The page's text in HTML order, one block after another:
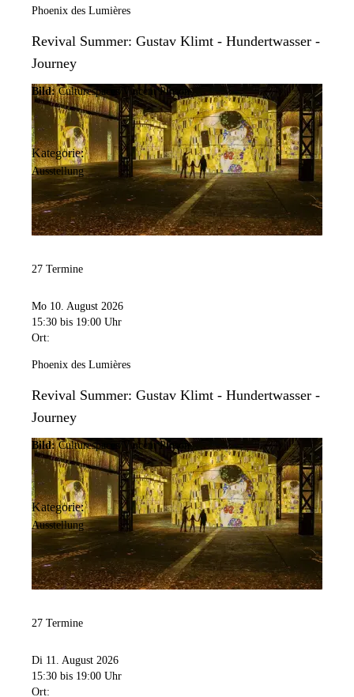
Phoenix des Lumières
Revival Summer: Gustav Klimt - Hundertwasser -
Journey
Bild: Culturespaces/Vincent Pinson
Kategorie:
Ausstellung
27 Termine
Mo 10. August 2026
15:30 bis 19:00 Uhr
Ort:
Phoenix des Lumières
Revival Summer: Gustav Klimt - Hundertwasser -
Journey
Bild: Culturespaces/Vincent Pinson
Kategorie:
Ausstellung
27 Termine
Di 11. August 2026
15:30 bis 19:00 Uhr
Ort: